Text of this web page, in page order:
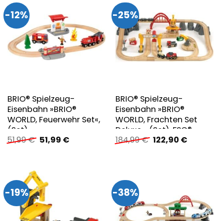
-12%
BRIO® Spielzeug-
Eisenbahn »BRIO®
WORLD, Feuerwehr Set«,
(Set)
51,99€ Ursprünglicher
Preis
51,99 €Aktueller
-25%
BRIO® Spielzeug-
Eisenbahn »BRIO®
WORLD, Frachten Set
Deluxe«, (Set), FSC®-
schützt Wald – weltweit
184,99€ Ursprünglicher
Preis
122,90 €Aktueller
-19% -38%